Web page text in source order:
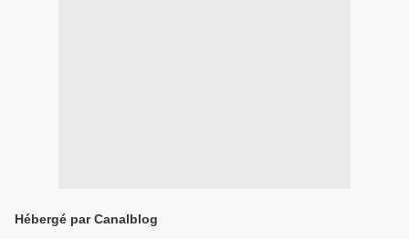
Hébergé par Canalblog